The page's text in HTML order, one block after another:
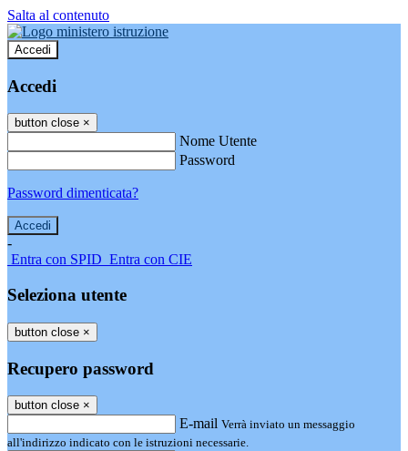
Salta al contenuto
Accedi
Accedi
button close ×
Nome Utente
Password
Password dimenticata?
-
Entra con SPID Entra con CIE
Seleziona utente
button close ×
Recupero password
button close ×
E-mail Verrà inviato un messaggio
all'indirizzo indicato con le istruzioni necessarie.